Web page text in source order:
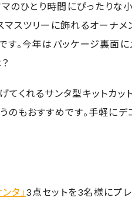
マのひとり時間にぴったり
マスツリーに飾れるオーナ
す。今年はパッケージ裏面
てくれるサンタ型キットカッ
のもおすすめです。手軽にデ
タ」 3点セットを3名様にプレ